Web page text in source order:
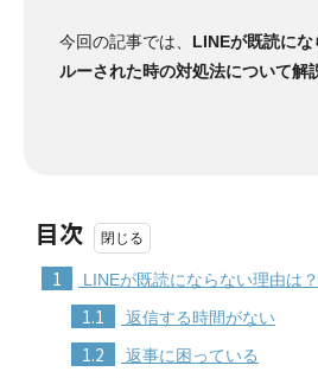
今回の記事では、 LINEが既読に
ルーされた時の対処法について解
目次
1 LINEが既読にならない理由は
1.1 返信する時間がない
1.2 返事に困っている